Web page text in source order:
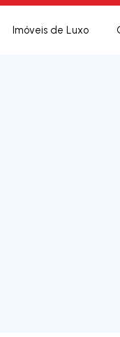
Imóveis de Luxo